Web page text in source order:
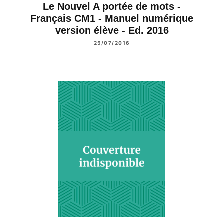
Le Nouvel A portée de mots -
Français CM1 - Manuel numérique
version élève - Ed. 2016
25/07/2016